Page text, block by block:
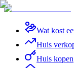
Wat kost
Huis
Huis kopen